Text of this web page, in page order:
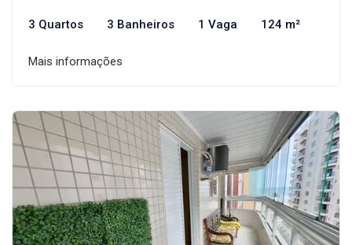
3 Quartos 3 Banheiros 1 Vaga 124 m²
Mais informações